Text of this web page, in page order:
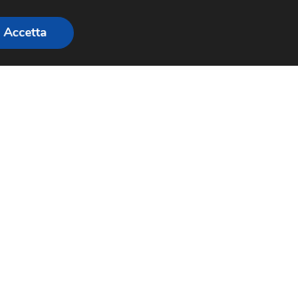
Accetta